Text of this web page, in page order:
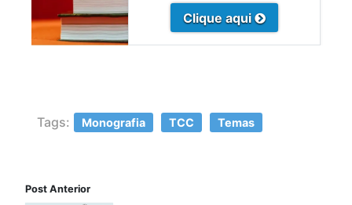
Clique aqui
Tags: Monografia TCC Temas
Post Anterior